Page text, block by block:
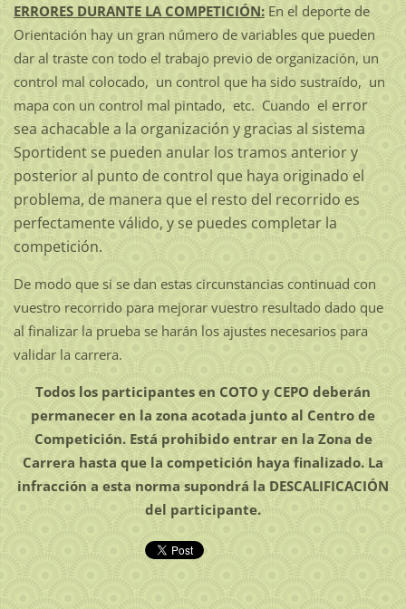
ERRORES DURANTE LA COMPETICIÓN:En el deporte de
Orientación hay un gran número de variables que pueden
dar al traste con todo el trabajo previo de organización, un
control mal colocado, un control que ha sido sustraído, un
mapa con un control mal pintado, etc. Cuando el error
sea achacable a la organización y gracias al sistema
Sportident se pueden anular los tramos anterior y
posterior al punto de control que haya originado el
problema, de manera que el resto del recorrido es
perfectamente válido, y se puedes completar la
competición.
De modo que si se dan estas circunstancias continuad con
vuestro recorrido para mejorar vuestro resultado dado que
al finalizar la prueba se harán los ajustes necesarios para
validar la carrera.
Todos los participantes en COTO y CEPO deberán
permanecer en la zona acotada junto al Centro de
Competición. Está prohibido entrar en la Zona de
Carrera hasta que la competición haya finalizado. La
infracción a esta norma supondrá la DESCALIFICACIÓN
del participante.